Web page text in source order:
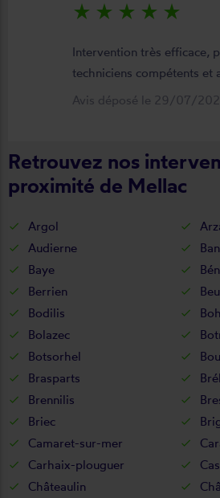
star_rate star_rate star_rate star_rate star_rate
Intervention très efficace,
techniciens compétents et
Avis déposé le 29/07/
Retrouvez nos
proximité de Mellac
Argol
Audierne
Baye
Berrien
Bodilis
Bolazec
Botsorhel
Brasparts
Brennilis
Briec
Camaret-sur-mer
Carhaix-plouguer
Châteaulin